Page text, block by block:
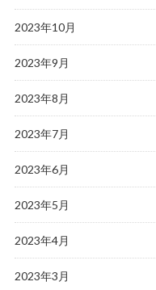
2023年10月
2023年9月
2023年8月
2023年7月
2023年6月
2023年5月
2023年4月
2023年3月